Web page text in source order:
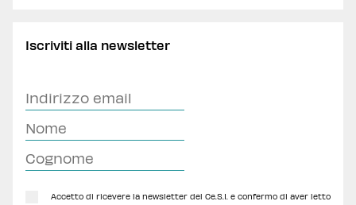
Iscriviti alla newsletter
Accetto di ricevere la newsletter del Ce.S.I. e confermo di aver letto